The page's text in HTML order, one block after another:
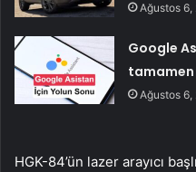
Ağustos 6,
Google
tamamen
Ağustos 6,
HGK-84’ün lazer arayıcı